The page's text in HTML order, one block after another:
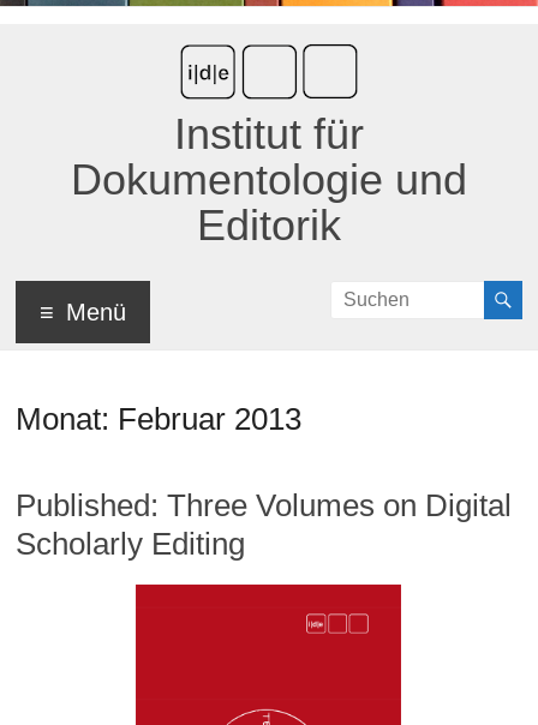
Institut für
Dokumentologie und
Editorik
Menü
Monat: Februar 2013
Published: Three Volumes on Digital
Scholarly Editing